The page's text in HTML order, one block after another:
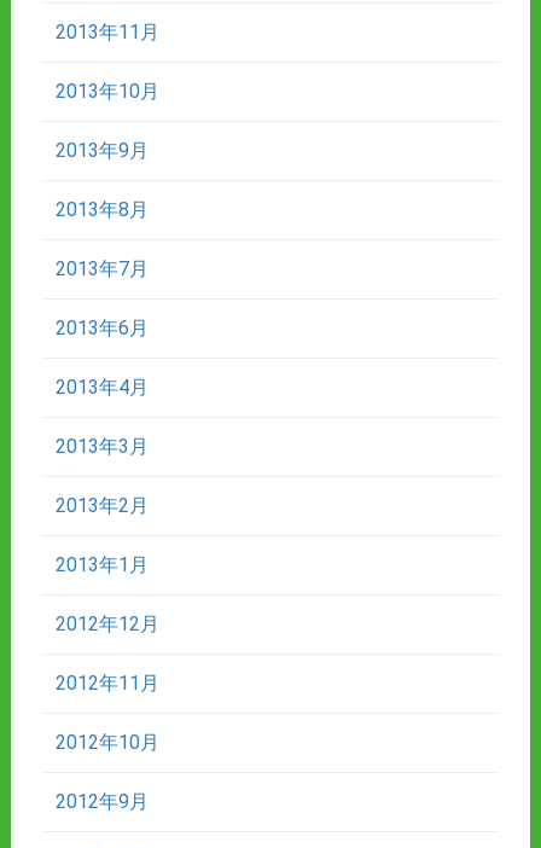
2013年11月
2013年10月
2013年9月
2013年8月
2013年7月
2013年6月
2013年4月
2013年3月
2013年2月
2013年1月
2012年12月
2012年11月
2012年10月
2012年9月